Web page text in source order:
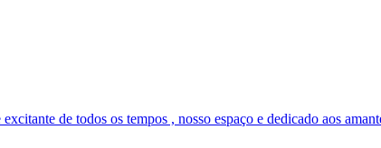
de todos os tempos , nosso espaço e dedicado aos